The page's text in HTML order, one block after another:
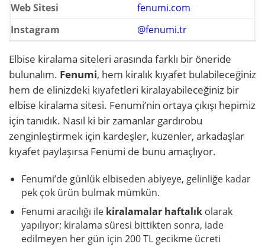
Web Sitesi
fenumi.com
Instagram
@fenumi.tr
Elbise kiralama siteleri arasında farklı bir öneride
bulunalım. Fenumi, hem kiralık kıyafet bulabileceğiniz
hem de elinizdeki kıyafetleri kiralayabileceğiniz bir
elbise kiralama sitesi. Fenumi’nin ortaya çıkışı hepimiz
için tanıdık. Nasıl ki bir zamanlar gardırobu
zenginleştirmek için kardeşler, kuzenler, arkadaşlar
kıyafet paylaşırsa Fenumi de bunu amaçlıyor.
Fenumi’de günlük elbiseden abiyeye, gelinliğe kadar
pek çok ürün bulmak mümkün.
Fenumi aracılığı ile kiralamalar haftalık olarak
yapılıyor; kiralama süresi bittikten sonra, iade
edilmeyen her gün için 200 TL gecikme ücreti